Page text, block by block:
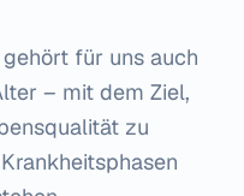
für uns auch
– mit dem Ziel,
zu